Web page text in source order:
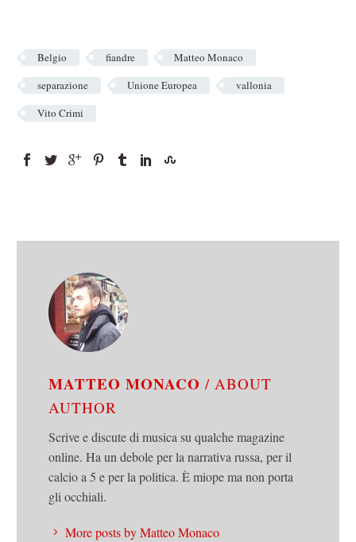
Belgio fiandre
Matteo Monaco
separazione
Unione Europea
vallonia
Vito Crimi
MATTEO MONACO/ ABOUT
AUTHOR
Scrive e discute di musica su qualche magazine
online. Ha un debole per la narrativa russa, per il
calcio a 5 e per la politica. È miope ma non porta
gli occhiali.
More posts by Matteo Monaco